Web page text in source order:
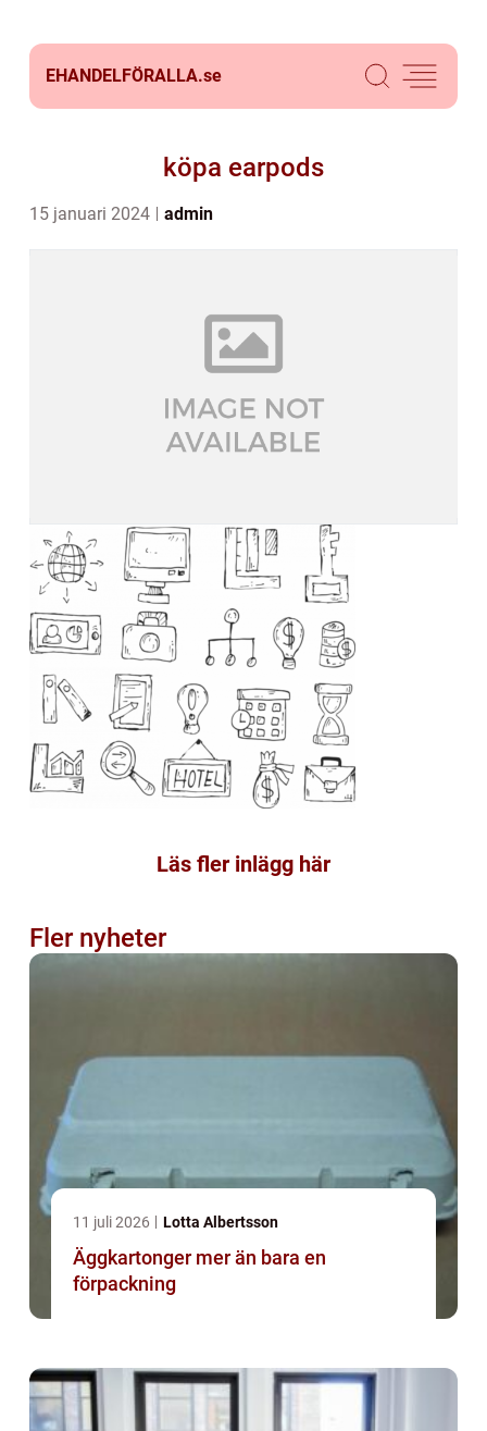
EHANDELFÖRALLA.se
köpa earpods
15 januari 2024 admin
Läs fler inlägg här
Fler nyheter
11 juli 2026 Lotta Albertsson
Äggkartonger mer än bara en
förpackning